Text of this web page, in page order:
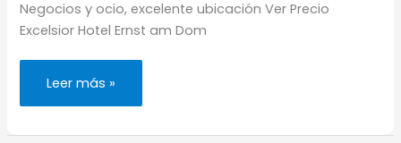
Negocios y ocio, excelente ubicación Ver Precio
Excelsior Hotel Ernst am Dom
Los
cafés
Colonia.
Leer más »